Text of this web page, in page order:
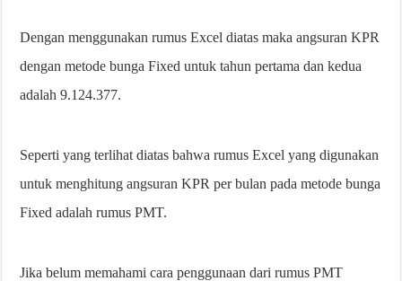
Dengan menggunakan rumus Excel diatas maka angsuran KPR
dengan metode bunga Fixed untuk tahun pertama dan kedua
adalah 9.124.377.
Seperti yang terlihat diatas bahwa rumus Excel yang digunakan
untuk menghitung angsuran KPR per bulan pada metode bunga
Fixed adalah rumus PMT.
Jika belum memahami cara penggunaan dari rumus PMT